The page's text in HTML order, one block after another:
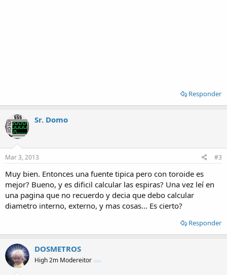
Responder
Sr. Domo
Mar 3, 2013 #3
Muy bien. Entonces una fuente tipica pero con toroide es
mejor? Bueno, y es dificil calcular las espiras? Una vez leí en
una pagina que no recuerdo y decia que debo calcular
diametro interno, externo, y mas cosas... Es cierto?
Responder
DOSMETROS
High 2m Modereitor